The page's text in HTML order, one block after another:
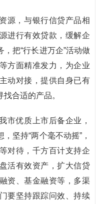
源，与银行信贷产品相
进行有效贷款，缓解企
把“行长进万企”活动做
方面精准发力，为企业
动对接，提供自身已有
合适的产品。
市优质上市后备企业，
坚持“两个毫不动摇”，
对待，千方百计支持企
活有效资产，扩大信贷
资、基金融资等，多渠
要坚持跟踪问效、持续